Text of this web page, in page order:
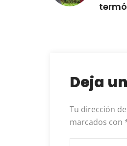
Deja
Tu dirección
marcados con